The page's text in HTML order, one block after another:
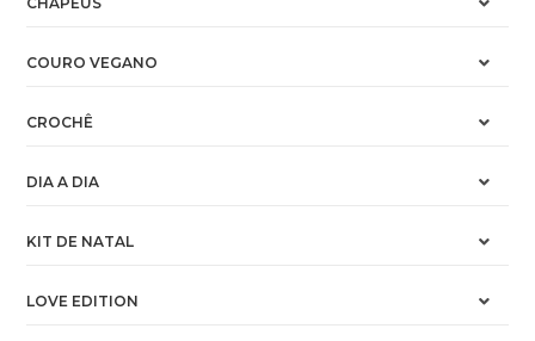
COURO VEGANO
CROCHÊ
DIA A DIA
KIT DE NATAL
LOVE EDITION